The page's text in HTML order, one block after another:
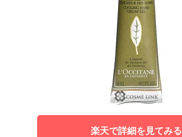
楽天で詳細を見てみる